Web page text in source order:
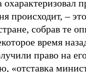
происходит, –
собрав те
время
право на
«отставка